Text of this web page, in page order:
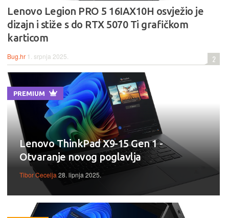
Lenovo Legion PRO 5 16IAX10H osvježio je
dizajn i stiže s do RTX 5070 Ti grafičkom
karticom
Bug.hr 1. srpnja 2025. 2
PREMIUM
Lenovo ThinkPad X9-15 Gen 1 -
Otvaranje novog poglavlja
Tibor Cecelja 28. lipnja 2025.